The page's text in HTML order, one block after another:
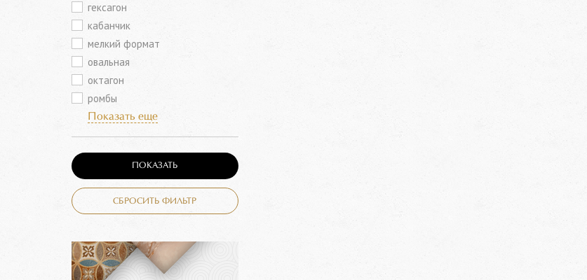
гексагон
кабанчик
мелкий формат
овальная
октагон
ромбы
Показать еще
ПОКАЗАТЬ
СБРОСИТЬ ФИЛЬТР